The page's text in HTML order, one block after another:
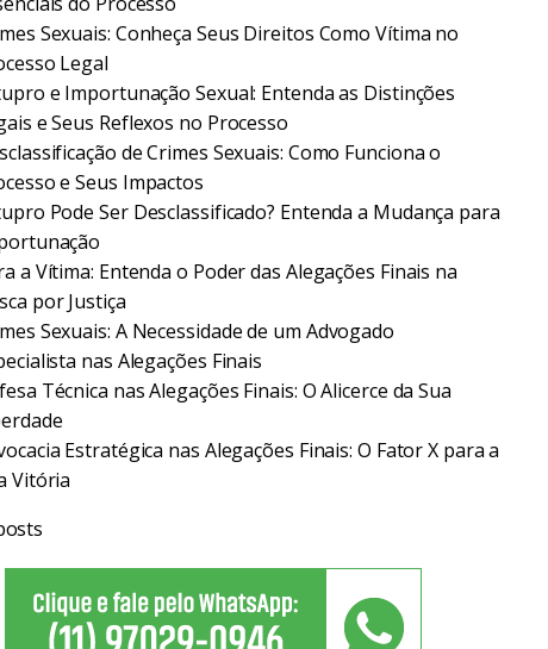
Sexuais: Conheça Seus Direitos Como Vítima no
Legal
e Importunação Sexual: Entenda as Distinções
e Seus Reflexos no Processo
de Crimes Sexuais: Como Funciona o
e Seus Impactos
Pode Ser Desclassificado? Entenda a Mudança para
a Vítima: Entenda o Poder das Alegações Finais na
por Justiça
Sexuais: A Necessidade de um Advogado
nas Alegações Finais
Técnica nas Alegações Finais: O Alicerce da Sua
Estratégica nas Alegações Finais: O Fator X para a
Vitória